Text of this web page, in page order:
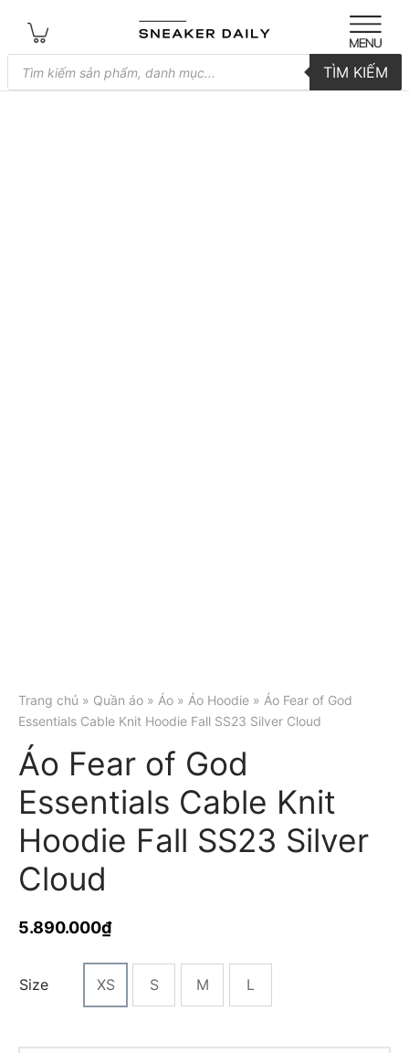
Tìm
kiếm
sản
TÌM KIẾM
Trang chủ » Quần áo » Áo » Áo Hoodie » Áo Fear of God
Essentials Cable Knit Hoodie Fall SS23 Silver Cloud
Áo Fear of God
Essentials Cable Knit
Hoodie Fall SS23 Silver
Cloud
5.890.000₫
Size XS S M L